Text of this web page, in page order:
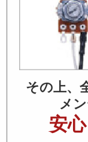
その上、
メ
安